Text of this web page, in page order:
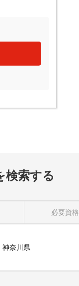
検索する
必要資格
神奈川県